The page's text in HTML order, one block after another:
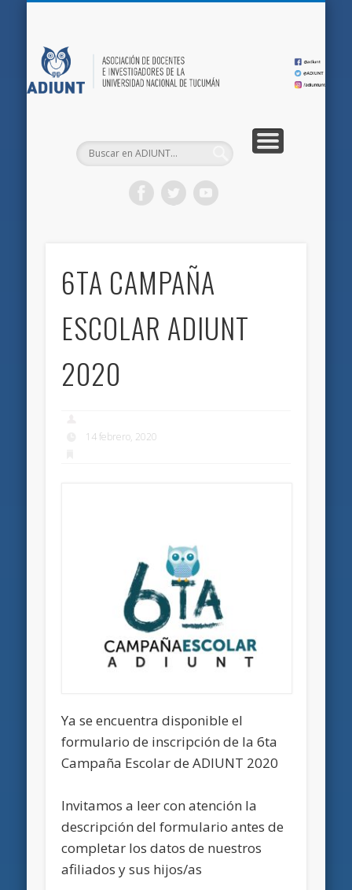
6TA CAMPAÑA
ESCOLAR ADIUNT
2020
14 febrero, 2020
Ya se encuentra disponible el
formulario de inscripción de la 6ta
Campaña Escolar de ADIUNT 2020
Invitamos a leer con atención la
descripción del formulario antes de
completar los datos de nuestros
afiliados y sus hijos/as